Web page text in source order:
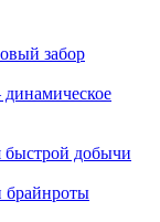
забор
добычи